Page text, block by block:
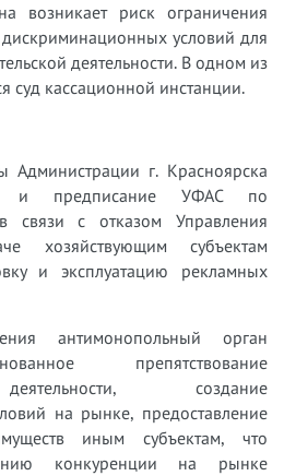
возникает риск ограничения
условий для
деятельности. В одном из
суд кассационной инстанции.
Администрации г. Красноярска
и предписание УФАС по
связи с отказом Управления
хозяйствующим субъектам
и эксплуатацию рекламных
антимонопольный орган
препятствование
создание
на рынке, предоставление
иным субъектам, что
конкуренции на рынке